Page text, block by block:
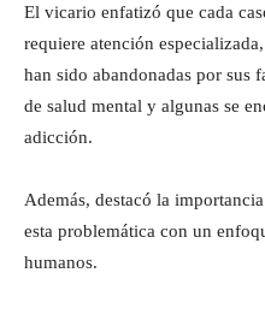
El vicario enfatizó que cada
requiere atención
han sido abandonadas por sus
de salud mental y algunas se
adicción.
Además, destacó la
esta problemática con un
humanos.